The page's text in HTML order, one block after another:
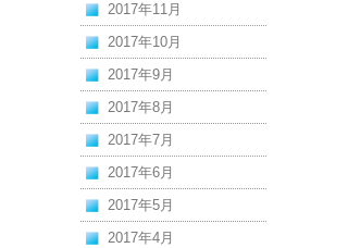
2017年11月
2017年10月
2017年9月
2017年8月
2017年7月
2017年6月
2017年5月
2017年4月